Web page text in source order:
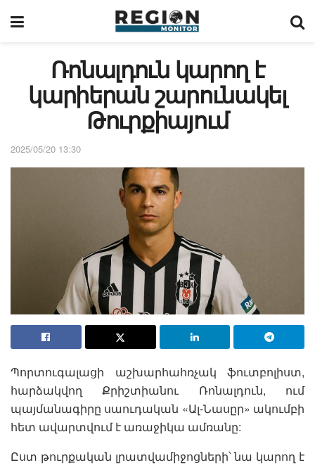
Ռոնալդուն կարող է
կարիերան շարունակել
Թուրքիայում
2025/05/20 13:30
Պորտուգալացի աշխարհահռչակ ֆուտբոլիստ,
հարձակվող Քրիշտիանու Ռոնալդուն, ում
պայմանագիրը սաուդական «Ալ-Նասըր» ակումբի
հետ ավարտվում է առաջիկա ամռանը:
Ըստ թուրքական լրատվամիջոցների՝ նա կարող է